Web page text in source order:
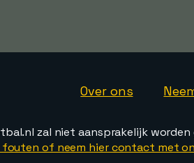
Over ons
zal niet aansprakelijk
fouten of neem hier contact met